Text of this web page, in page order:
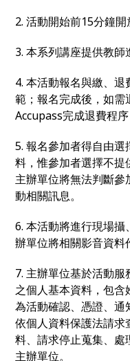
2. 活動開始前15分鐘開
3. 本系列講座提供教師
4. 本活動報名與繳、
範；報名完成後，如
Accupass完成退費程
5. 報名參加者得自由
料，惟參加者選擇不提
主辦單位將無法判斷
動相關訊息。
6. 本活動將進行現場
辦單位將相關影音資料
7. 主辦單位基於活動
之個人基本資料，包
為活動確認、憑證、
依個人資料保護法請
料、請求停止蒐集、
主辦單位。